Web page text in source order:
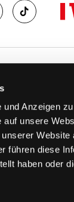
Anzeigen
unsere
führen diese
haben oder